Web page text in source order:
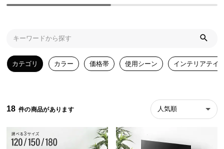
テ
ら
カテゴリ カラー 価格帯 使用シーン インテリアテイ
18 人気順